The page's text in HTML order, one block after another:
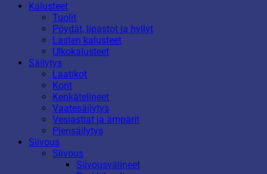
Kalusteet
Tuolit
Pöydät, lipastot ja hyllyt
Lasten kalusteet
Ulkokalusteet
Säilytys
Laatikot
Korit
Kenkätelineet
Vaatesäilytys
Vesiastiat ja ämpärit
Piensäilytys
Siivous
Siivous
Siivousvälineet